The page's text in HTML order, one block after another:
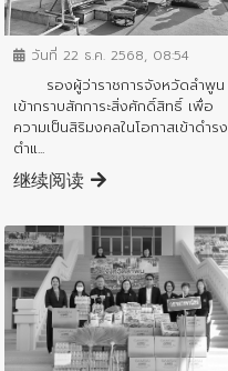
ข่าวประชาสัมพันธ์
วันที่ 22 ธ.ค. 2568, 08:54
รองผู้ว่าราชการจังหวัดลำพูน
เข้ากราบสักการะสิ่งศักดิ์สิทธิ์ เพื่อ
ความเป็นสิริมงคลในโอกาสเข้าดำรง
ตำแ...
继续阅读
ข่าวประชาสัมพันธ์